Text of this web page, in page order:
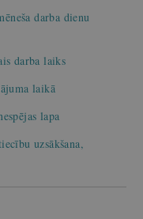
darba dienu
darba laiks
laikā
lapa
uzsākšana,